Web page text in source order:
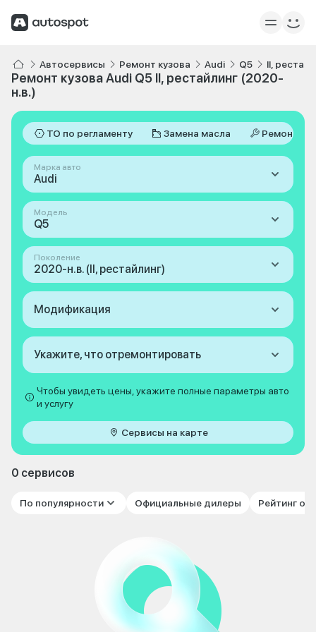
Автосервисы Ремонт кузова Audi Q5 II,
Ремонт кузова Audi Q5 II, рестайлинг (2020-
н.в.)
ТО по регламенту Замена масла Ремонт
Марка авто
Audi
Модель
Q5
Поколение
2020-н.в. (II, рестайлинг)
Модификация
Укажите, что отремонтировать
Чтобы увидеть цены, укажите полные параметры авто
и услугу
Сервисы на карте
0 сервисов
По популярности Официальные дилеры Рейтинг